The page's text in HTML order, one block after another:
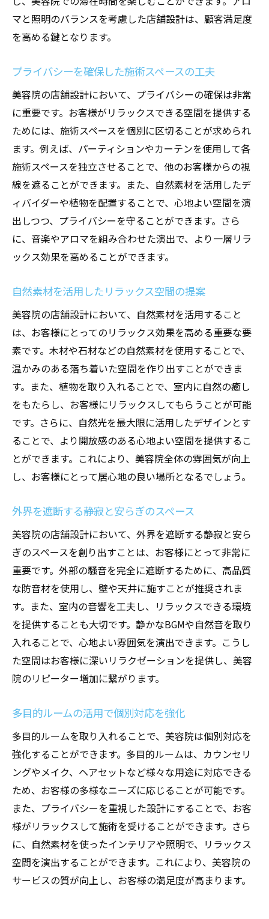
マと照明のバランスを考慮した店舗設計は、顧客満足度
を高める鍵となります。
プライバシーを確保した施術スペースの工夫
美容院の店舗設計において、プライバシーの確保は非常
に重要です。お客様がリラックスできる空間を提供する
ためには、施術スペースを個別に区切ることが求められ
ます。例えば、パーティションやカーテンを使用して各
施術スペースを独立させることで、他のお客様からの視
線を遮ることができます。また、自然素材を活用したデ
ィバイダーや植物を配置することで、心地よい空間を演
出しつつ、プライバシーを守ることができます。さら
に、音楽やアロマを組み合わせた演出で、より一層リラ
ックス効果を高めることができます。
自然素材を活用したリラックス空間の提案
美容院の店舗設計において、自然素材を活用すること
は、お客様にとってのリラックス効果を高める重要な要
素です。木材や石材などの自然素材を使用することで、
温かみのある落ち着いた空間を作り出すことができま
す。また、植物を取り入れることで、室内に自然の癒し
をもたらし、お客様にリラックスしてもらうことが可能
です。さらに、自然光を最大限に活用したデザインとす
ることで、より開放感のある心地よい空間を提供するこ
とができます。これにより、美容院全体の雰囲気が向上
し、お客様にとって居心地の良い場所となるでしょう。
外界を遮断する静寂と安らぎのスペース
美容院の店舗設計において、外界を遮断する静寂と安ら
ぎのスペースを創り出すことは、お客様にとって非常に
重要です。外部の騒音を完全に遮断するために、高品質
な防音材を使用し、壁や天井に施すことが推奨されま
す。また、室内の音響を工夫し、リラックスできる環境
を提供することも大切です。静かなBGMや自然音を取り
入れることで、心地よい雰囲気を演出できます。こうし
た空間はお客様に深いリラクゼーションを提供し、美容
院のリピーター増加に繋がります。
多目的ルームの活用で個別対応を強化
多目的ルームを取り入れることで、美容院は個別対応を
強化することができます。多目的ルームは、カウンセリ
ングやメイク、ヘアセットなど様々な用途に対応できる
ため、お客様の多様なニーズに応じることが可能です。
また、プライバシーを重視した設計にすることで、お客
様がリラックスして施術を受けることができます。さら
に、自然素材を使ったインテリアや照明で、リラックス
空間を演出することができます。これにより、美容院の
サービスの質が向上し、お客様の満足度が高まります。